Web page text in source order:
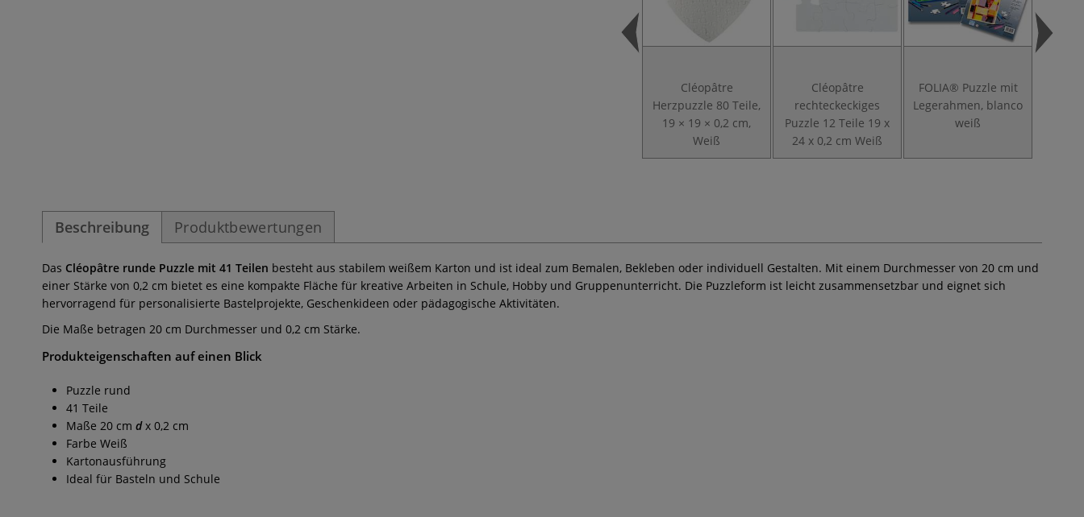
Cléopâtre
Herzpuzzle 80 Teile,
19 × 19 × 0,2 cm,
Weiß
Cléopâtre
rechteckeckiges
Puzzle 12 Teile 19 x
24 x 0,2 cm Weiß
FOLIA® Puzzle mit
Legerahmen, blanco
weiß
Beschreibung Produktbewertungen
Das Cléopâtre runde Puzzle mit 41 Teilen besteht aus stabilem weißem Karton und ist ideal zum Bemalen, Bekleben oder individuell Gestalten. Mit einem Durchmesser von 20 cm und
einer Stärke von 0,2 cm bietet es eine kompakte Fläche für kreative Arbeiten in Schule, Hobby und Gruppenunterricht. Die Puzzleform ist leicht zusammensetzbar und eignet sich
hervorragend für personalisierte Bastelprojekte, Geschenkideen oder pädagogische Aktivitäten.
Die Maße betragen 20 cm Durchmesser und 0,2 cm Stärke.
Produkteigenschaften auf einen Blick
Puzzle rund
41 Teile
Maße 20 cm dx 0,2 cm
Farbe Weiß
Kartonausführung
Ideal für Basteln und Schule